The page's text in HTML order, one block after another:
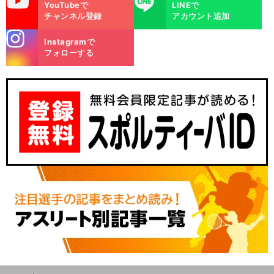
YouTubeで
チャンネル登録
LINEで
アカウント追加
m
Instagramで
フォローする